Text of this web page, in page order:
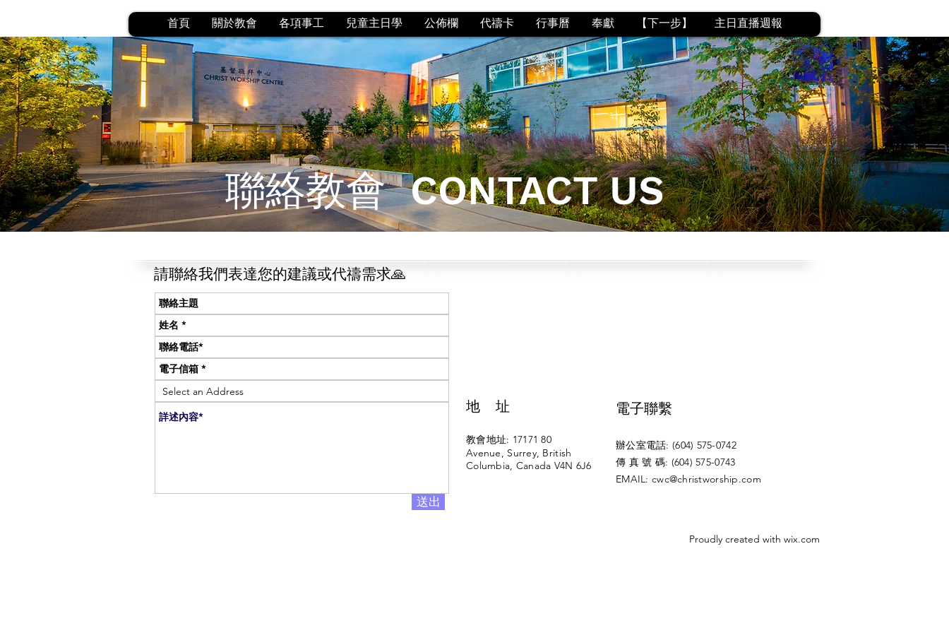
首頁 關於教會 各項事工 兒童主日學 公佈欄 代禱卡 行事曆 奉獻 【下一步】 主日直播週報
聯絡教會CONTACT US
請聯絡我們表達您的建議或代禱需求🙏
送出
地 址
教會地址: 17171 80
Avenue, Surrey, British
Columbia, Canada V4N 6J6
​電子聯繫
辦公室電話: (604) 575-0742
傳 真 號 碼: (604) 575-0743
EMAIL: cwc@christworship.com
Proudly created with wix.com